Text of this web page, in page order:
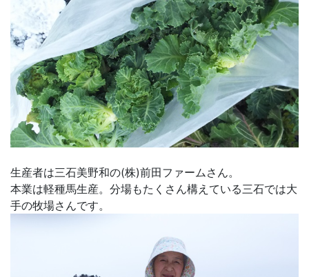
生産者は三石美野和の(株)前田ファームさん。
本業は軽種馬生産。分場もたくさん構えている三石では大
手の牧場さんです。